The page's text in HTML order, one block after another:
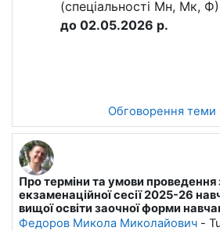
(спеціальності Мн, Мк,
до 02.05.2026 р.
Обговорення теми
Про терміни та умови проведення
екзаменаційної сесії 2025-26
вищої освіти заочної форми
Федоров Микола Миколайович -